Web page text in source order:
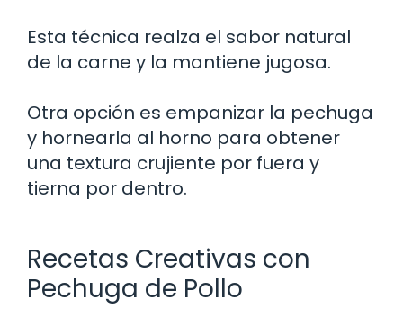
Esta técnica realza el sabor natural
de la carne y la mantiene jugosa.
Otra opción es empanizar la pechuga
y hornearla al horno para obtener
una textura crujiente por fuera y
tierna por dentro.
Recetas Creativas con
Pechuga de Pollo